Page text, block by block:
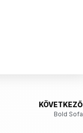
KÖVETKEZŐ
Bold Sofa